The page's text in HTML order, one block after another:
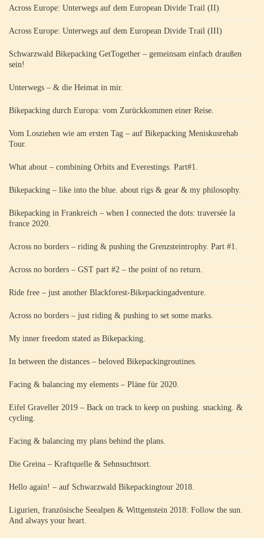
Across Europe: Unterwegs auf dem European Divide Trail (II)
Across Europe: Unterwegs auf dem European Divide Trail (III)
Schwarzwald Bikepacking GetTogether – gemeinsam einfach draußen
sein!
Unterwegs – & die Heimat in mir.
Bikepacking durch Europa: vom Zurückkommen einer Reise.
Vom Losziehen wie am ersten Tag – auf Bikepacking Meniskusrehab
Tour.
What about – combining Orbits and Everestings. Part#1.
Bikepacking – like into the blue. about rigs & gear & my philosophy.
Bikepacking in Frankreich – when I connected the dots: traversée la
france 2020.
Across no borders – riding & pushing the Grenzsteintrophy. Part #1.
Across no borders – GST part #2 – the point of no return.
Ride free – just another Blackforest-Bikepackingadventure.
Across no borders – just riding & pushing to set some marks.
My inner freedom stated as Bikepacking.
In between the distances – beloved Bikepackingroutines.
Facing & balancing my elements – Pläne für 2020.
Eifel Graveller 2019 – Back on track to keep on pushing. snacking. &
cycling.
Facing & balancing my plans behind the plans.
Die Greina – Kraftquelle & Sehnsuchtsort.
Hello again! – auf Schwarzwald Bikepackingtour 2018.
Ligurien, französische Seealpen & Wittgenstein 2018: Follow the sun.
And always your heart.